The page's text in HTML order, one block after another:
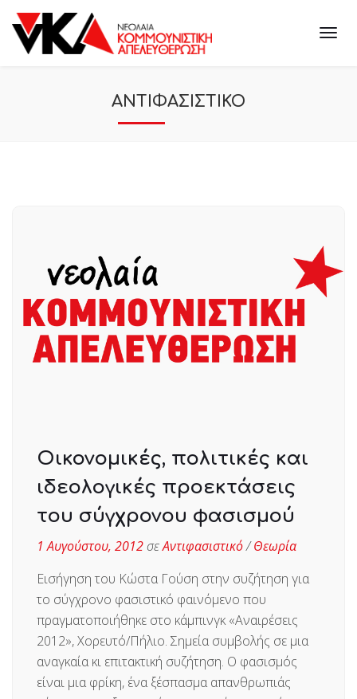
ΑΝΤΙΦΑΣΙΣΤΙΚΟ
Οικονομικές, πολιτικές και
ιδεολογικές προεκτάσεις
του σύγχρονου φασισμού
1 Αυγούστου, 2012σεΑντιφασιστικό/Θεωρία
Εισήγηση του Κώστα Γούση στην συζήτηση για
το σύγχρονο φασιστικό φαινόμενο που
πραγματοποιήθηκε στο κάμπινγκ «Αναιρέσεις
2012», Χορευτό/Πήλιο. Σημεία συμβολής σε μια
αναγκαία κι επιτακτική συζήτηση. Ο φασισμός
είναι μια φρίκη, ένα ξέσπασμα απανθρωπιάς